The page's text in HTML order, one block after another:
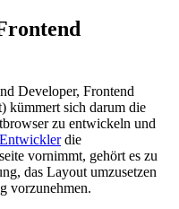
Developer, Frontend
kümmert sich darum die
zu entwickeln und
die
vornimmt, gehört es zu
das Layout umzusetzen
vorzunehmen.